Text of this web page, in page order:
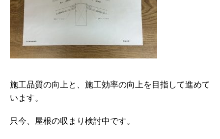
施工品質の向上と、施工効率の向上を目指して進めて
います。
只今、屋根の収まり検討中です。